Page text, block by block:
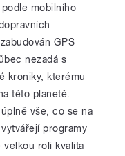
mobilního
GPS
nezadá s
kroniky, kterému
této planetě.
vše, co se na
programy
velkou roli kvalita